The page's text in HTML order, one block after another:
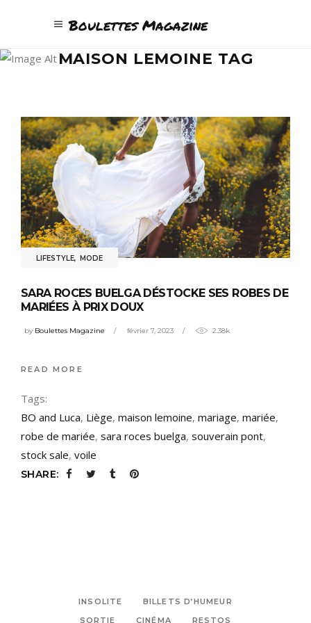
Boulettes Magazine
MAISON LEMOINE TAG
LIFESTYLE, MODE
SARA ROCES BUELGA DÉSTOCKE SES ROBES DE
MARIÉES À PRIX DOUX
by Boulettes Magazine février 7, 2023 2.38k
READ MORE
Tags:
BO and Luca, Liège, maison lemoine, mariage, mariée,
robe de mariée, sara roces buelga, souverain pont,
stock sale, voile
SHARE:
INSOLITE
BILLETS D’HUMEUR
SORTIE
CINÉMA RESTOS